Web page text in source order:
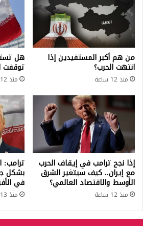
من هم أكبر المستفيدين إذا
انتهت الحرب؟
منذ 12 ساعة
هل
توقفت
منذ 12 ساعة
إذا نجح ترامب في إيقاف الحرب
مع إيران.. كيف سيتغير الشرق
الأوسط والاقتصاد العالمي؟
منذ 12 ساعة
ترامب:
بشكل
في
منذ 13 ساعة